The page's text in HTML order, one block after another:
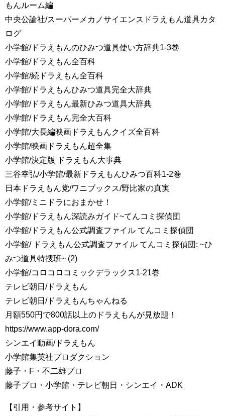
もんルーム編
中央公論社/スーパーメカノサイエンスドラえもん道具カタ
ログ
小学館/ドラえもんのひみつ道具使い方辞典1-3巻
小学館/ドラえもん全百科
小学館/続ドラえもん全百科
小学館/ドラえもんひみつ道具完全大辞典
小学館/ドラえもん最新ひみつ道具大辞典
小学館/ドラえもん完全大百科
小学館/大長編映画ドラえもんクイズ全百科
小学館/映画ドラえもん超全集
小学館/決定版 ドラえもん大事典
三谷幸弘/小学館/最新ドラえもんひみつ百科1-2巻
日本ドラえもん党/ワニブックス/野比家の真実
小学館/ミニドラにおまかせ！
小学館/ドラえもん深読みガイド~てんコミ探偵団
小学館/ドラえもん公式調査ファイル てんコミ探偵団
小学館/ ドラえもん公式調査ファイル てんコミ探偵団: ~ひ
みつ道具特捜班~ (2)
小学館/コロコロコミックデラックス1-21巻
テレビ朝日/ドラえもん
テレビ朝日/ドラえもんちゃんねる
月額550円で800話以上のドラえもんが見放題！
https://www.app-dora.com/
シンエイ動画/ドラえもん
小学館集英社プロダクション
藤子・F・不二雄プロ
藤子プロ・小学館・テレビ朝日・シンエイ・ADK
【引用・参考サイト】